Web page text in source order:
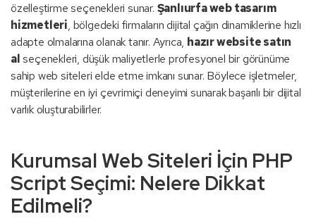
özelleştirme seçenekleri sunar. Şanlıurfa web tasarım
hizmetleri, bölgedeki firmaların dijital çağın dinamiklerine hızlı
adapte olmalarına olanak tanır. Ayrıca, hazır website satın
alseçenekleri, düşük maliyetlerle profesyonel bir görünüme
sahip web siteleri elde etme imkanı sunar. Böylece işletmeler,
müşterilerine en iyi çevrimiçi deneyimi sunarak başarılı bir dijital
varlık oluşturabilirler.
Kurumsal Web Siteleri İçin PHP
Script Seçimi: Nelere Dikkat
Edilmeli?